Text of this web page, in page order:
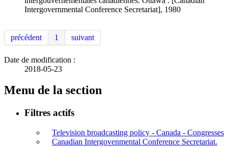
Intergovernmental Conference Secretariat], 1980
précédent 1 suivant
Date de modification :
2018-05-23
Menu de la section
Filtres actifs
Television broadcasting policy - Canada - Congresses
Canadian Intergovenmental Conference Secretariat.